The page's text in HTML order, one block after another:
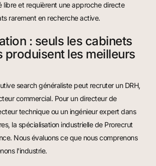
libre et requièrent une approche directe
rarement en recherche active.
: seuls les cabinets
produisent les meilleurs
search généraliste peut recruter un DRH,
commercial. Pour un directeur de
technique ou un ingénieur expert dans
la spécialisation industrielle de Prorecrut
Nous évaluons ce que nous comprenons
l'industrie.